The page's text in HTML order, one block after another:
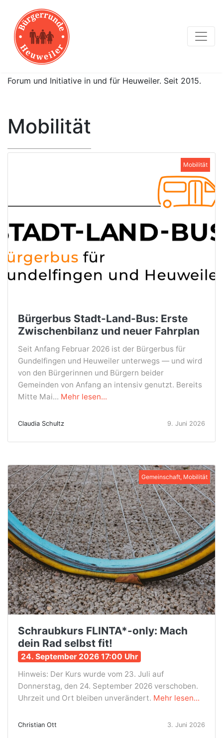
Forum und Initiative in und für Heuweiler. Seit 2015.
Mobilität
Mobilität
Bürgerbus Stadt-Land-Bus: Erste
Zwischenbilanz und neuer Fahrplan
Seit Anfang Februar 2026 ist der Bürgerbus für
Gundelfingen und Heuweiler unterwegs — und wird
von den Bürgerinnen und Bürgern beider
Gemeinden von Anfang an intensiv genutzt. Bereits
Mitte Mai... Mehr lesen...
Claudia Schultz 9. Juni 2026
Gemeinschaft, Mobilität
Schraubkurs FLINTA*-only: Mach
dein Rad selbst fit!
24. September 2026 17:00 Uhr
Hinweis: Der Kurs wurde vom 23. Juli auf
Donnerstag, den 24. September 2026 verschoben.
Uhrzeit und Ort bleiben unverändert. Mehr lesen...
Christian Ott 3. Juni 2026